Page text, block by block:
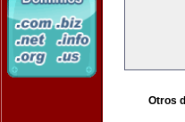
Otros